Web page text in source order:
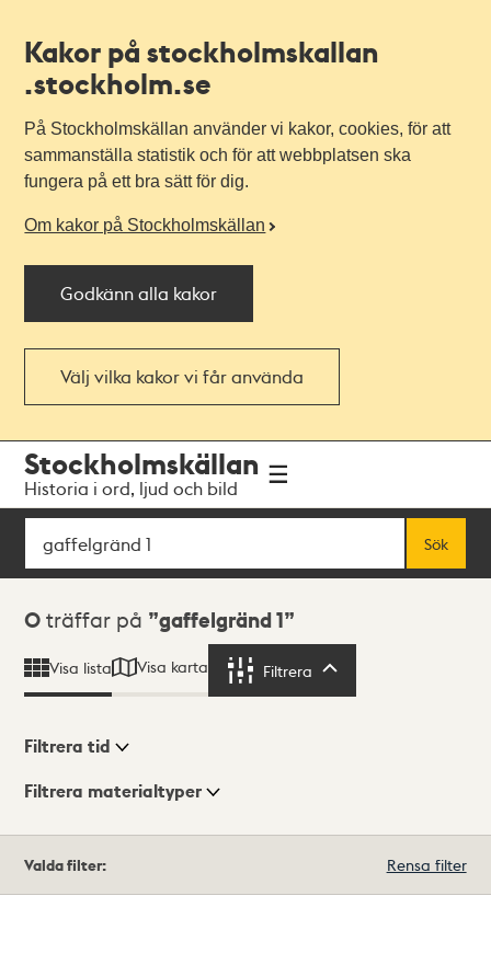
Kakor på stockholmskallan
.stockholm.se
På Stockholmskällan använder vi kakor, cookies, för att
sammanställa statistik och för att webbplatsen ska
fungera på ett bra sätt för dig.
Om kakor på Stockholmskällan
Godkänn alla kakor
Välj vilka kakor vi får använda
navigationen
huvudinnehållet
Stockholmskällan
Historia i ord, ljud och bild
Sök
Sök
Sökresultat
0 träffar på gaffelgränd 1
Visa lista Visa karta Filtrera
Visningsläge
Filtrera tid
Filtrera materialtyper
träffar
Valda filter: Rensa filter